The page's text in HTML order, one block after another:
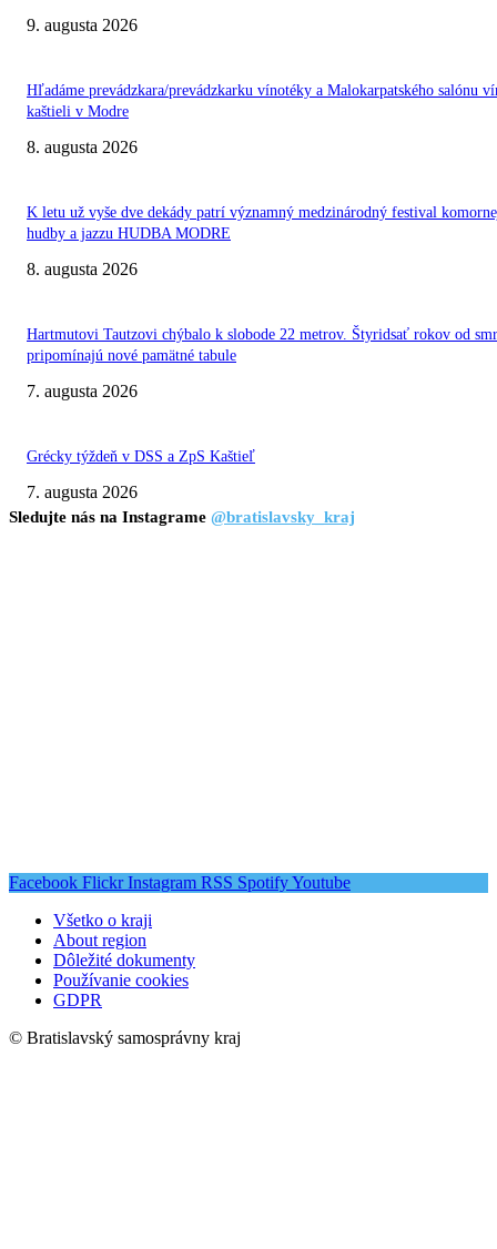
9. augusta 2026
Hľadáme prevádzkara/prevádzkarku vínotéky a Malokarpatského salónu
kaštieli v Modre
8. augusta 2026
K letu už vyše dve dekády patrí významný medzinárodný festival
hudby a jazzu HUDBA MODRE
8. augusta 2026
Hartmutovi Tautzovi chýbalo k slobode 22 metrov. Štyridsať rokov od
pripomínajú nové pamätné tabule
7. augusta 2026
Grécky týždeň v DSS a ZpS Kaštieľ
7. augusta 2026
Sledujte nás na Instagrame @bratislavsky_kraj
Facebook Flickr Instagram RSS SpotifyYoutube
Všetko o kraji
About region
Dôležité dokumenty
Používanie cookies
GDPR
© Bratislavský samosprávny kraj